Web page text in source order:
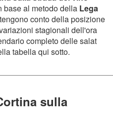
base al metodo della Lega
conto della posizione
stagionali dell'ora
completo delle salat
tabella qui sotto.
sulla